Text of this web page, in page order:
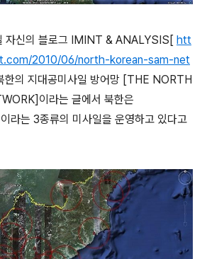
자신의 블로그 IMINT & ANALYSIS[ htt
2010/06/north-korean-sam-net
한의 지대공미사일 방어망 [THE NORTH
이라는 글에서 북한은
는 3종류의 미사일을 운영하고 있다고